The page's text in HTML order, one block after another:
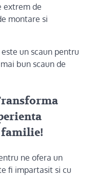
extrem de
montare si
un scaun pentru
bun scaun de
familie!
ne ofera un
fi impartasit si cu